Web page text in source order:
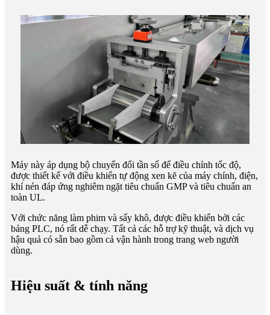
Máy này áp dụng bộ chuyển đổi tần số để điều chỉnh tốc độ,
được thiết kế với điều khiển tự động xen kẽ của máy chính, điện,
khí nén đáp ứng nghiêm ngặt tiêu chuẩn GMP và tiêu chuẩn an
toàn UL.
Với chức năng làm phim và sấy khô, được điều khiển bởi các
bảng PLC, nó rất dễ chạy. Tất cả các hỗ trợ kỹ thuật, và dịch vụ
hậu quả có sẵn bao gồm cả vận hành trong trang web người
dùng.
Hiệu suất & tính năng